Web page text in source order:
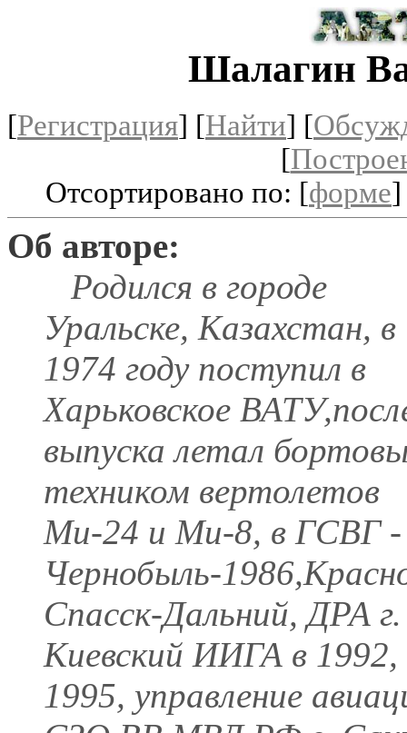
Шалагин
[Регистрация] [Найти] [
[
Отсортировано по: [форме
Об авторе:
Родился в городе
Уральске, Казахстан, в
1974 году поступил в
Харьковское
выпуска летал
техником вертолетов
Ми-24 и Ми-8, в ГСВГ -
Чернобыль-
Спасск-Дальний, ДРА
Киевский ИИГА в
1995, управление